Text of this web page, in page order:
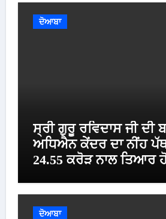
ਦੋਆਬਾ
ਸ੍ਰੀ ਗੁਰੂ ਰਵਿਦਾਸ ਜੀ ਦੀ
ਅਧਿਐਨ ਕੇਂਦਰ ਦਾ ਨੀਂਹ
24.55 ਕਰੋੜ ਨਾਲ ਤਿਆਰ
ਦੋਆਬਾ